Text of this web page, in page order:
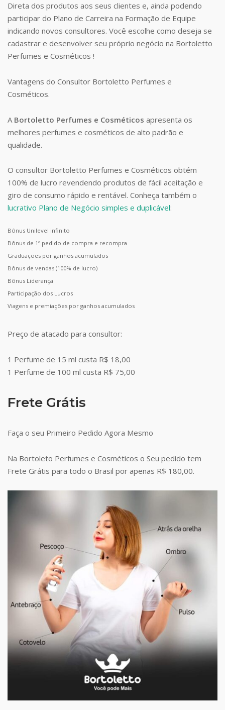
Direta dos produtos aos seus clientes e, ainda podendo
participar do Plano de Carreira na Formação de Equipe
indicando novos consultores. Você escolhe como deseja se
cadastrar e desenvolver seu próprio negócio na Bortoletto
Perfumes e Cosméticos !
Vantagens do Consultor Bortoletto Perfumes e
Cosméticos.
A Bortoletto Perfumes e Cosméticos apresenta os
melhores perfumes e cosméticos de alto padrão e
qualidade.
O consultor Bortoletto Perfumes e Cosméticos obtém
100% de lucro revendendo produtos de fácil aceitação e
giro de consumo rápido e rentável. Conheça também o
lucrativo Plano de Negócio simples e duplicável:
Bônus Unilevel infinito
Bônus de 1º pedido de compra e recompra
Graduações por ganhos acumulados
Bônus de vendas (100% de lucro)
Bônus Liderança
Participação dos Lucros
Viagens e premiações por ganhos acumulados
Preço de atacado para consultor:
1 Perfume de 15 ml custa R$ 18,00
1 Perfume de 100 ml custa R$ 75,00
Frete Grátis
Faça o seu Primeiro Pedido Agora Mesmo
Na Bortoleto Perfumes e Cosméticos o Seu pedido tem
Frete Grátis para todo o Brasil por apenas R$ 180,00.